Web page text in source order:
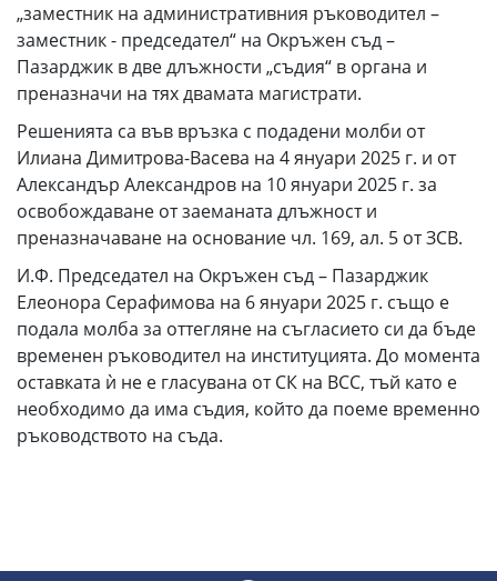
„заместник на административния ръководител –
заместник - председател“ на Окръжен съд –
Пазарджик в две длъжности „съдия“ в органа и
преназначи на тях двамата магистрати.
Решенията са във връзка с подадени молби от
Илиана Димитрова-Васева на 4 януари 2025 г. и от
Александър Александров на 10 януари 2025 г. за
освобождаване от заеманата длъжност и
преназначаване на основание чл. 169, ал. 5 от ЗСВ.
И.Ф. Председател на Окръжен съд – Пазарджик
Елеонора Серафимова на 6 януари 2025 г. също е
подала молба за оттегляне на съгласието си да бъде
временен ръководител на институцията. До момента
оставката ѝ не е гласувана от СК на ВСС, тъй като е
необходимо да има съдия, който да поеме временно
ръководството на съда.